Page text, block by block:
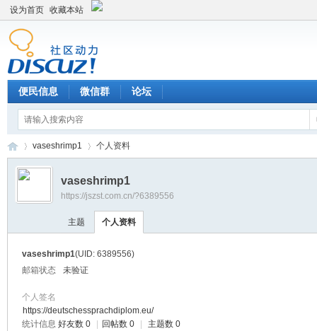
设为首页 收藏本站
便民信息 微信群 论坛
›
vaseshrimp1 个人资料
vaseshrimp1
https://jszst.com.cn/?6389556
主题 个人资料
vaseshrimp1(UID: 6389556)
邮箱状态
未验证
个人签名
https://deutschessprachdiplom.eu/
统计信息 好友数 0 回帖数 0 主题数 0